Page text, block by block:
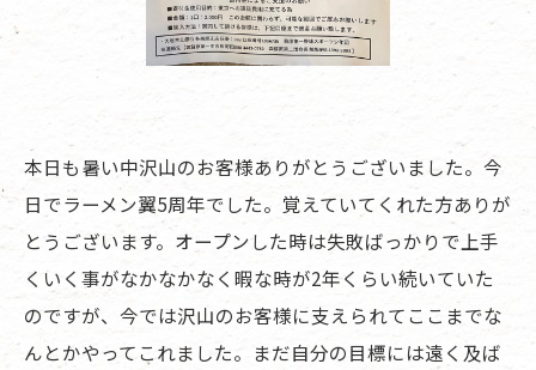
本日も暑い中沢山のお客様ありがとうございました。今
日でラーメン翼5周年でした。覚えていてくれた方ありが
とうございます。オープンした時は失敗ばっかりで上手
くいく事がなかなかなく暇な時が2年くらい続いていた
のですが、今では沢山のお客様に支えられてここまでな
んとかやってこれました。まだ自分の目標には遠く及ば